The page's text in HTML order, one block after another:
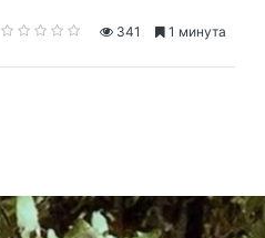
341 1 минута